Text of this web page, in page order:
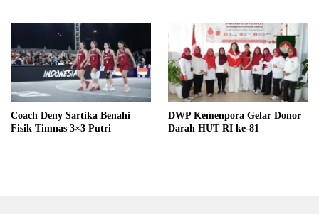
Coach Deny Sartika Benahi
Fisik Timnas 3×3 Putri
DWP Kemenpora Gelar Donor
Darah HUT RI ke-81